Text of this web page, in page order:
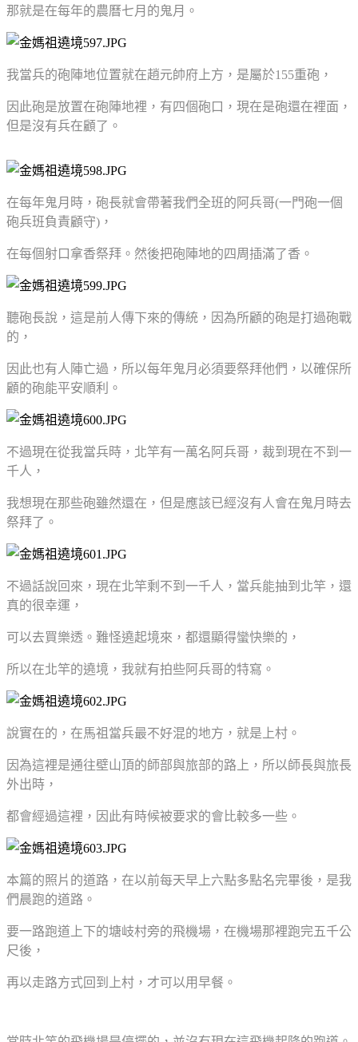
那就是在每年的農曆七月的鬼月。
我當兵的砲陣地位置就在趙元帥府上方，是屬於155重砲，
因此砲是放置在砲陣地裡，有四個砲口，現在是砲還在裡面，
但是沒有兵在顧了。
在每年鬼月時，砲長就會帶著我們全班的阿兵哥(一門砲一個
砲兵班負責顧守)，
在每個射口拿香祭拜。然後把砲陣地的四周插滿了香。
聽砲長說，這是前人傳下來的傳統，因為所顧的砲是打過砲戰
的，
因此也有人陣亡過，所以每年鬼月必須要祭拜他們，以確保所
顧的砲能平安順利。
不過現在從我當兵時，北竿有一萬名阿兵哥，裁到現在不到一
千人，
我想現在那些砲雖然還在，但是應該已經沒有人會在鬼月時去
祭拜了。
不過話說回來，現在北竿剩不到一千人，當兵能抽到北竿，還
真的很幸運，
可以去買樂透。難怪遶起境來，都還顯得蠻快樂的，
所以在北竿的遶境，我就有拍些阿兵哥的特寫。
說實在的，在馬祖當兵最不好混的地方，就是上村。
因為這裡是通往壁山頂的師部與旅部的路上，所以師長與旅長
外出時，
都會經過這裡，因此有時候被要求的會比較多一些。
本篇的照片的道路，在以前每天早上六點多點名完畢後，是我
們晨跑的道路。
要一路跑道上下的塘岐村旁的飛機場，在機場那裡跑完五千公
尺後，
再以走路方式回到上村，才可以用早餐。